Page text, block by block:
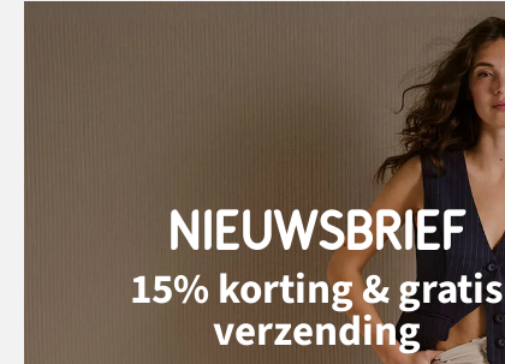
NIEUWSBRIEF
15% korting & gratis
verzending